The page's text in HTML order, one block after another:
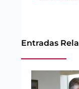
Entradas